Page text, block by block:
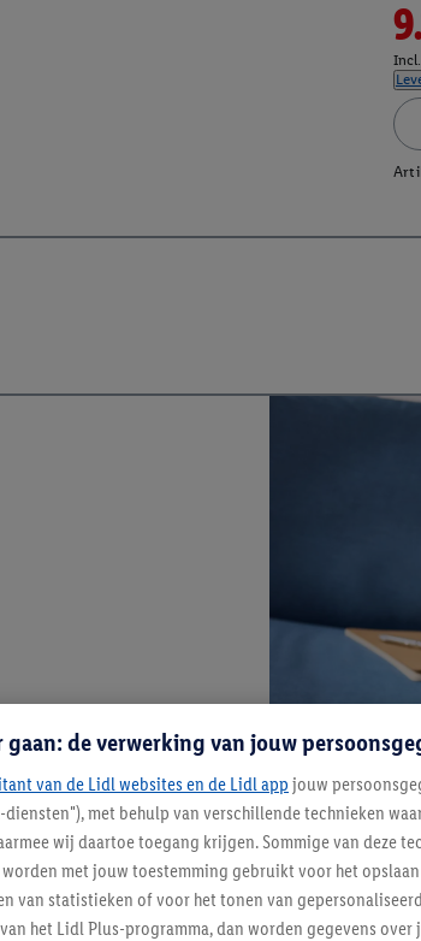
de verwerking van jouw
van de Lidl websites en de Lidl app jouw
met behulp van verschillende technieken
wij daartoe toegang krijgen. Sommige van deze
met jouw toestemming gebruikt voor het
van statistieken of voor het tonen van
het Lidl Plus-programma, dan worden gegevens